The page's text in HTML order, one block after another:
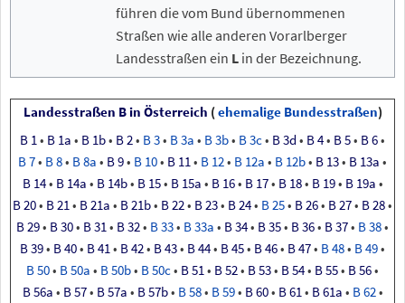
führen die vom Bund übernommenen
Straßen wie alle anderen Vorarlberger
Landesstraßen ein L in der Bezeichnung.
Landesstraßen B in Österreich (ehemalige Bundesstraßen)
B 1• B 1a • B 1b• B2• B3• B3a • B3b• B3c• B3d• B4• B5• B6•
B7• B8• B8a • B9• B 10• B 11• B 12• B 12a • B 12b• B 13• B 13a •
B 14• B 14a • B 14b• B 15• B 15a • B 16• B 17• B 18• B 19• B 19a •
B20• B21• B21a • B21b• B22• B23• B24• B25• B26• B27• B28•
B29• B30• B31• B32• B33• B33a • B34• B35• B36• B37• B38•
B39• B40• B41• B42• B43• B44• B45• B46• B47• B48• B49•
B50• B50a • B50b• B50c• B51• B52• B53• B54• B55• B56•
B56a • B57• B57a • B57b• B58• B59• B60• B61• B61a • B62•